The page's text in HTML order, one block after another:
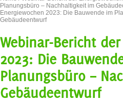
Planungsbüro – Nachhaltigkeit im
Energiewochen 2023: Die Bauwende im
Gebäudeentwurf
Webinar-Bericht
2023: Die
Planungsbüro –
Gebäudeentwurf